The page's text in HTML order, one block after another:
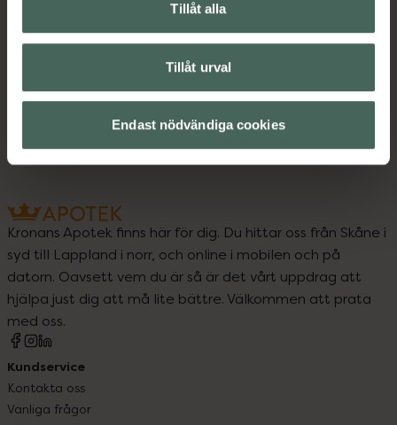
Tillåt alla
Tillåt urval
Endast nödvändiga cookies
Upptäck flera produkter inom
Nikotintuggummin
Kronans Apotek finns här för dig. Du hittar oss från Skåne i
syd till Lappland i norr, och online i mobilen och på
datorn. Oavsett vem du är så är det vårt uppdrag att
hjälpa just dig att må lite bättre. Välkommen att prata
med oss.
Kundservice
Kontakta oss
Vanliga frågor